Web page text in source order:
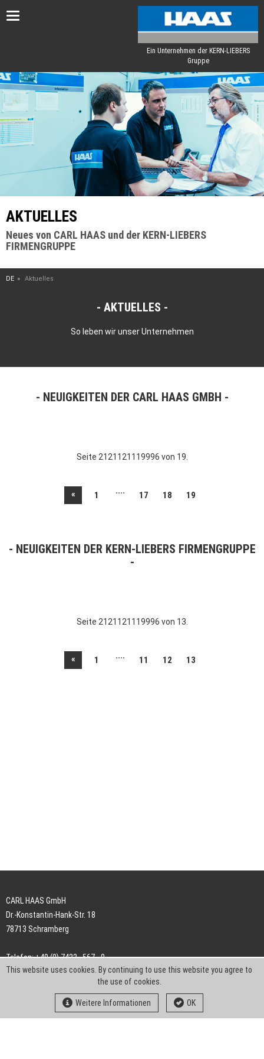
Toggle
Ein Unternehmen der KERN-LIEBERS
Gruppe
AKTUELLES
Neues von CARL HAAS und der KERN-LIEBERS
FIRMENGRUPPE
DE Aktuelles
AKTUELLES
So leben wir unser Unternehmen
NEUIGKEITEN DER CARL HAAS GMBH
Seite 2121121119996 von 19.
« 1 .... 17 18 19
NEUIGKEITEN DER KERN-LIEBERS FIRMENGRUPPE
Seite 2121121119996 von 13.
« 1 .... 11 12 13
CARL HAAS GmbH
Dr.-Konstantin-Hank-Str. 18
78713 Schramberg
Telefon: +49 (0) 7422 . 567 - 0
Telefax: +49 (0) 7422 . 567 - 239
info-ch@kern-liebers.com
This website uses cookies. By continuing to use this website you agree to
the use of cookies.
Weitere Informationen OK